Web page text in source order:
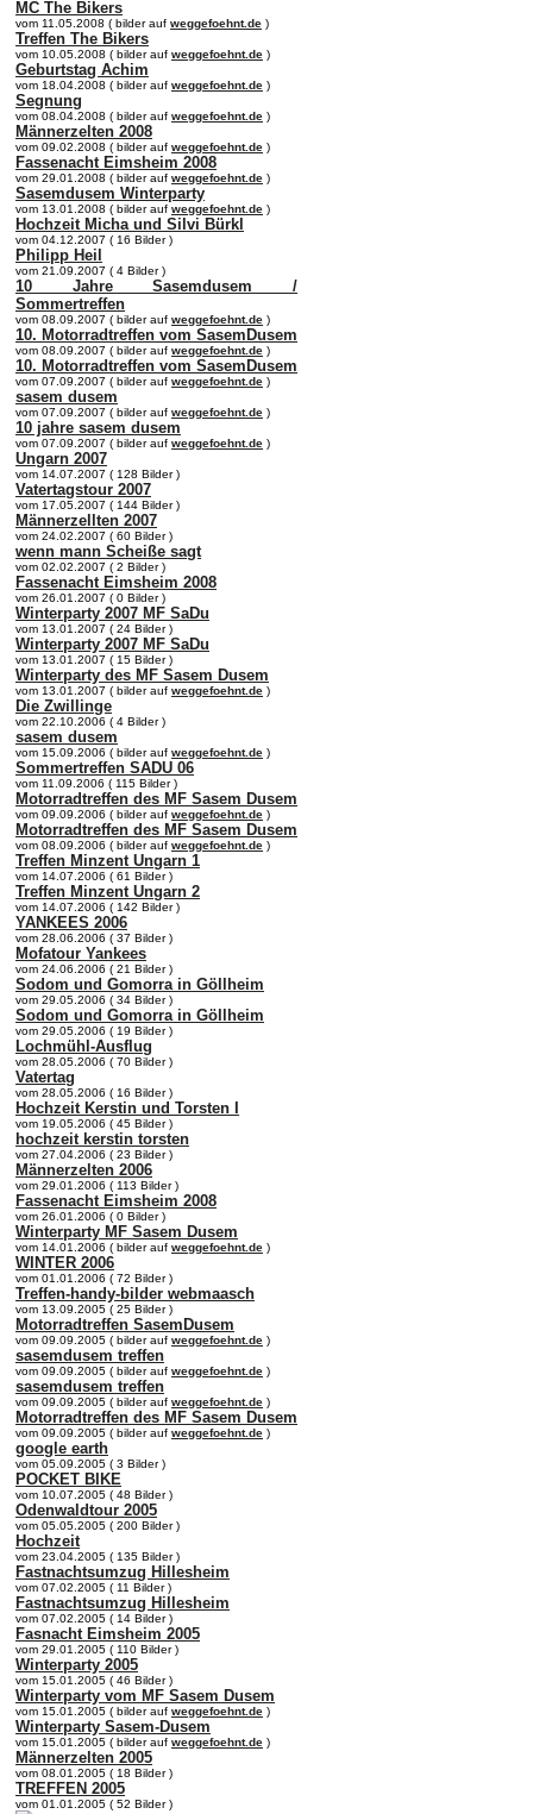
MC The Bikers
vom 11.05.2008 ( bilder auf weggefoehnt.de )
Treffen The Bikers
vom 10.05.2008 ( bilder auf weggefoehnt.de )
Geburtstag Achim
vom 18.04.2008 ( bilder auf weggefoehnt.de )
Segnung
vom 08.04.2008 ( bilder auf weggefoehnt.de )
Männerzelten 2008
vom 09.02.2008 ( bilder auf weggefoehnt.de )
Fassenacht Eimsheim 2008
vom 29.01.2008 ( bilder auf weggefoehnt.de )
Sasemdusem Winterparty
vom 13.01.2008 ( bilder auf weggefoehnt.de )
Hochzeit Micha und Silvi Bürkl
vom 04.12.2007 ( 16 Bilder )
Philipp Heil
vom 21.09.2007 ( 4 Bilder )
10 Jahre Sasemdusem /
Sommertreffen
vom 08.09.2007 ( bilder auf weggefoehnt.de )
10. Motorradtreffen vom SasemDusem
vom 08.09.2007 ( bilder auf weggefoehnt.de )
10. Motorradtreffen vom SasemDusem
vom 07.09.2007 ( bilder auf weggefoehnt.de )
sasem dusem
vom 07.09.2007 ( bilder auf weggefoehnt.de )
10 jahre sasem dusem
vom 07.09.2007 ( bilder auf weggefoehnt.de )
Ungarn 2007
vom 14.07.2007 ( 128 Bilder )
Vatertagstour 2007
vom 17.05.2007 ( 144 Bilder )
Männerzellten 2007
vom 24.02.2007 ( 60 Bilder )
wenn mann Scheiße sagt
vom 02.02.2007 ( 2 Bilder )
Fassenacht Eimsheim 2008
vom 26.01.2007 ( 0 Bilder )
Winterparty 2007 MF SaDu
vom 13.01.2007 ( 24 Bilder )
Winterparty 2007 MF SaDu
vom 13.01.2007 ( 15 Bilder )
Winterparty des MF Sasem Dusem
vom 13.01.2007 ( bilder auf weggefoehnt.de )
Die Zwillinge
vom 22.10.2006 ( 4 Bilder )
sasem dusem
vom 15.09.2006 ( bilder auf weggefoehnt.de )
Sommertreffen SADU 06
vom 11.09.2006 ( 115 Bilder )
Motorradtreffen des MF Sasem Dusem
vom 09.09.2006 ( bilder auf weggefoehnt.de )
Motorradtreffen des MF Sasem Dusem
vom 08.09.2006 ( bilder auf weggefoehnt.de )
Treffen Minzent Ungarn 1
vom 14.07.2006 ( 61 Bilder )
Treffen Minzent Ungarn 2
vom 14.07.2006 ( 142 Bilder )
YANKEES 2006
vom 28.06.2006 ( 37 Bilder )
Mofatour Yankees
vom 24.06.2006 ( 21 Bilder )
Sodom und Gomorra in Göllheim
vom 29.05.2006 ( 34 Bilder )
Sodom und Gomorra in Göllheim
vom 29.05.2006 ( 19 Bilder )
Lochmühl-Ausflug
vom 28.05.2006 ( 70 Bilder )
Vatertag
vom 28.05.2006 ( 16 Bilder )
Hochzeit Kerstin und Torsten I
vom 19.05.2006 ( 45 Bilder )
hochzeit kerstin torsten
vom 27.04.2006 ( 23 Bilder )
Männerzelten 2006
vom 29.01.2006 ( 113 Bilder )
Fassenacht Eimsheim 2008
vom 26.01.2006 ( 0 Bilder )
Winterparty MF Sasem Dusem
vom 14.01.2006 ( bilder auf weggefoehnt.de )
WINTER 2006
vom 01.01.2006 ( 72 Bilder )
Treffen-handy-bilder webmaasch
vom 13.09.2005 ( 25 Bilder )
Motorradtreffen SasemDusem
vom 09.09.2005 ( bilder auf weggefoehnt.de )
sasemdusem treffen
vom 09.09.2005 ( bilder auf weggefoehnt.de )
sasemdusem treffen
vom 09.09.2005 ( bilder auf weggefoehnt.de )
Motorradtreffen des MF Sasem Dusem
vom 09.09.2005 ( bilder auf weggefoehnt.de )
google earth
vom 05.09.2005 ( 3 Bilder )
POCKET BIKE
vom 10.07.2005 ( 48 Bilder )
Odenwaldtour 2005
vom 05.05.2005 ( 200 Bilder )
Hochzeit
vom 23.04.2005 ( 135 Bilder )
Fastnachtsumzug Hillesheim
vom 07.02.2005 ( 11 Bilder )
Fastnachtsumzug Hillesheim
vom 07.02.2005 ( 14 Bilder )
Fasnacht Eimsheim 2005
vom 29.01.2005 ( 110 Bilder )
Winterparty 2005
vom 15.01.2005 ( 46 Bilder )
Winterparty vom MF Sasem Dusem
vom 15.01.2005 ( bilder auf weggefoehnt.de )
Winterparty Sasem-Dusem
vom 15.01.2005 ( bilder auf weggefoehnt.de )
Männerzelten 2005
vom 08.01.2005 ( 18 Bilder )
TREFFEN 2005
vom 01.01.2005 ( 52 Bilder )